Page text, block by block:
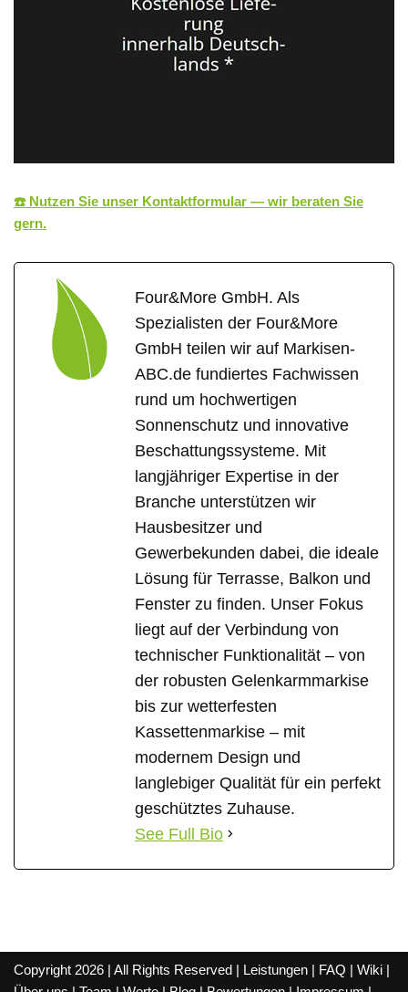
☎️ Nutzen Sie unser Kontaktformular — wir beraten Sie
gern.
Four&More GmbH. Als
Spezialisten der Four&More
GmbH teilen wir auf Markisen-
ABC.de fundiertes Fachwissen
rund um hochwertigen
Sonnenschutz und innovative
Beschattungssysteme. Mit
langjähriger Expertise in der
Branche unterstützen wir
Hausbesitzer und
Gewerbekunden dabei, die ideale
Lösung für Terrasse, Balkon und
Fenster zu finden. Unser Fokus
liegt auf der Verbindung von
technischer Funktionalität – von
der robusten Gelenkarmmarkise
bis zur wetterfesten
Kassettenmarkise – mit
modernem Design und
langlebiger Qualität für ein perfekt
geschütztes Zuhause.
See Full Bio
Copyright 2026 | All Rights Reserved | Leistungen | FAQ | Wiki |